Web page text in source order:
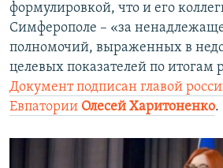
формулировкой, что и его
Симферополе – «за
полномочий, выраженных в
целевых показателей по итогам
Документ подписан главой
Евпатории Олесей Харитоненко.